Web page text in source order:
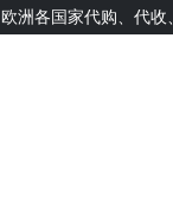
欧洲各国家代购、代